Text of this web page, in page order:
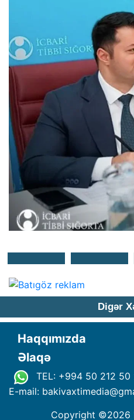
Digər
Haqqımızda
Əlaqə
TEL: +994 50 212 50
E-mail: bakivaxtimedia@
Copyright ©2026